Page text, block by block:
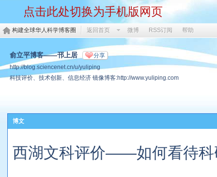
点击此处切换为手机版网页
构建全球华人科学博客圈 返回首页 微博 RSS订阅 帮助
俞立平博客——邗上居 分享
http://blog.sciencenet.cn/u/yuliping
科技评价、技术创新、信息经济 镜像博客:http://www.yuliping.com
博文
西湖文科评价——如何看待科